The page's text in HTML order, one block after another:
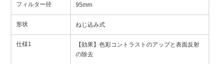
フィルター径 95mm
形状 ねじ込み式
仕様1
【効果】色彩コントラストのアップと表面反射
の除去